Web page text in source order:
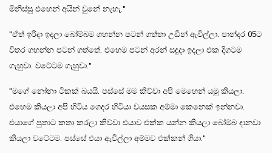
මිනිස්සු එහෙන් අයින් වුනේ නැහැ."
"ඒත් ඉරිදා ඉදලා බෝම්බම ගහන්න පටන් ගත්තා උඩින් ඇවිල්ලා. පාන්දර 05ට
විතර ගහන්න පටන් ගත්තේ. එහෙම පටන් අරන් සඳුදා ඉදලා එක දිගටම
ගැහුවා. වටේටම ගැහුවා."
"මගේ නෝනා ටිකක් බයයි. පස්සේ මම කිව්වා අපි මෙහෙන් යමු කියලා.
එහෙම කියලා අපි හිටිය ගෙදර හිටියා වයසක අම්මා කෙනෙක් ඉන්නවා.
එයාගේ පුතාට කතා කරලා කිව්වා එයාව එක්ක යන්න කියලා බෝම්බ දානවා
කියලා වටේටම. පස්සේ එයා ඇවිල්ලා අම්මව එක්කන් ගියා."